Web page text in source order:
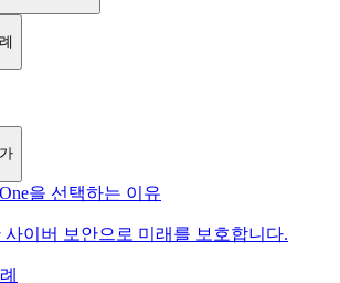
을 선택하는 이유
사이버 보안으로 미래를 보호합니다.